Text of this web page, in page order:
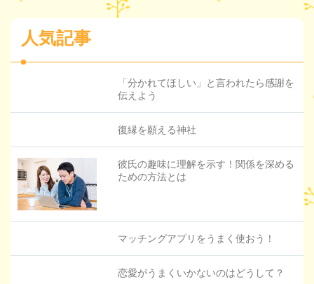
人気記事
「分かれてほしい」と言われたら感謝を
伝えよう
復縁を願える神社
彼氏の趣味に理解を示す！関係を深める
ための方法とは
マッチングアプリをうまく使おう！
恋愛がうまくいかないのはどうして？